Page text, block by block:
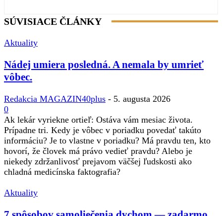
SÚVISIACE ČLÁNKY
Aktuality
Nádej umiera posledná. A nemala by umrieť
vôbec.
Redakcia MAGAZIN40plus - 5. augusta 2026
0
Ak lekár vyriekne ortieľ: Ostáva vám mesiac života.
Prípadne tri. Kedy je vôbec v poriadku povedať takúto
informáciu? Je to vlastne v poriadku? Má pravdu ten, kto
hovorí, že človek má právo vedieť pravdu? Alebo je
niekedy zdržanlivosť prejavom väčšej ľudskosti ako
chladná medicínska faktografia?
Aktuality